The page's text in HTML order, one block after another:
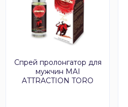
Спрей пролонгатор для
мужчин MAI
ATTRACTION TORO